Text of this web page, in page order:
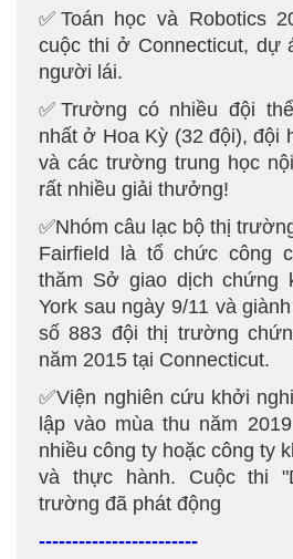
✅Toán học và Robotics
cuộc thi ở Connecticut, dự
người lái.
✅Trường có nhiều đội
nhất ở Hoa Kỳ (32 đội), đội
và các trường trung học
rất nhiều giải thưởng!
✅Nhóm câu lạc bộ thị
Fairfield là tổ chức công
thăm Sở giao dịch chứng
York sau ngày 9/11 và
số 883 đội thị trường
năm 2015 tại Connecticut.
✅Viện nghiên cứu khởi
lập vào mùa thu năm
nhiều công ty hoặc công ty
và thực hành. Cuộc thi
trường đã phát động
------------------------